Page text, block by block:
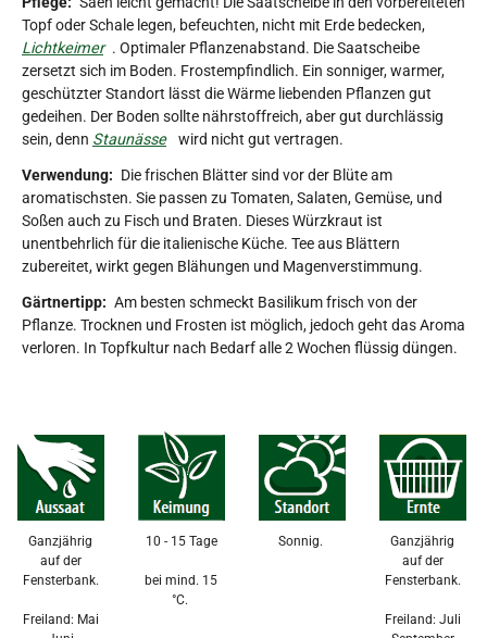
Topf oder Schale legen, befeuchten, nicht mit Erde bedecken,
Lichtkeimer . Optimaler Pflanzenabstand. Die Saatscheibe
zersetzt sich im Boden. Frostempfindlich. Ein sonniger, warmer,
geschützter Standort lässt die Wärme liebenden Pflanzen gut
gedeihen. Der Boden sollte nährstoffreich, aber gut durchlässig
sein, denn Staunässe
wird nicht gut vertragen.
Verwendung: Die frischen Blätter sind vor der Blüte am
aromatischsten. Sie passen zu Tomaten, Salaten, Gemüse, und
Soßen auch zu Fisch und Braten. Dieses Würzkraut ist
unentbehrlich für die italienische Küche. Tee aus Blättern
zubereitet, wirkt gegen Blähungen und Magenverstimmung.
Gärtnertipp: Am besten schmeckt Basilikum frisch von der
Pflanze. Trocknen und Frosten ist möglich, jedoch geht das Aroma
verloren. In Topfkultur nach Bedarf alle 2 Wochen flüssig düngen.
Ganzjährig
auf der
Fensterbank.
Freiland: Mai
10 - 15 Tage
bei mind. 15
°C.
Sonnig.
Ganzjährig
auf der
Fensterbank.
Freiland: Juli